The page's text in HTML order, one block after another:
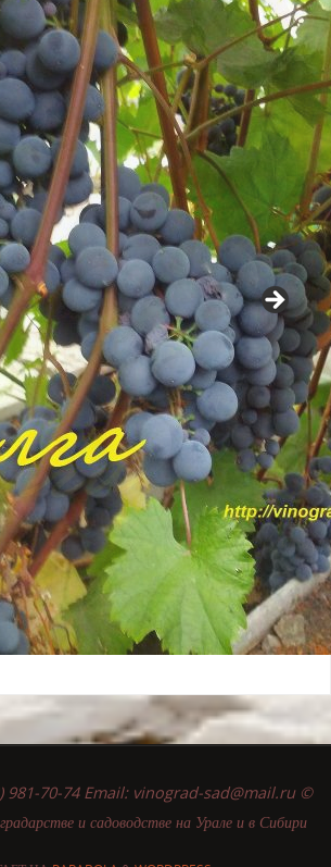
981-70-74 Email: vinograd-sad@mail.ru ©
и садоводстве на Урале и в Сибири